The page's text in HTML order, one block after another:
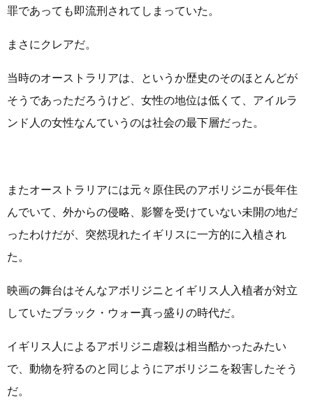
罪であっても即流刑されてしまっていた。
まさにクレアだ。
当時のオーストラリアは、というか歴史のそのほとんどが
そうであっただろうけど、女性の地位は低くて、アイルラ
ンド人の女性なんていうのは社会の最下層だった。
またオーストラリアには元々原住民のアボリジニが長年住
んでいて、外からの侵略、影響を受けていない未開の地だ
ったわけだが、突然現れたイギリスに一方的に入植され
た。
映画の舞台はそんなアボリジニとイギリス人入植者が対立
していたブラック・ウォー真っ盛りの時代だ。
イギリス人によるアボリジニ虐殺は相当酷かったみたい
で、動物を狩るのと同じようにアボリジニを殺害したそう
だ。